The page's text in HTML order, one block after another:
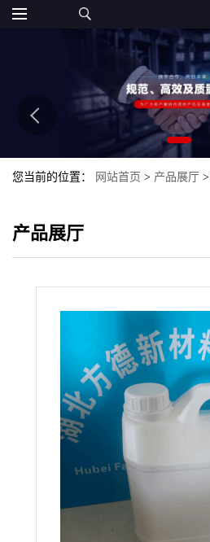
您当前的位置： 网站首页 > 产品展厅 >
产品展厅